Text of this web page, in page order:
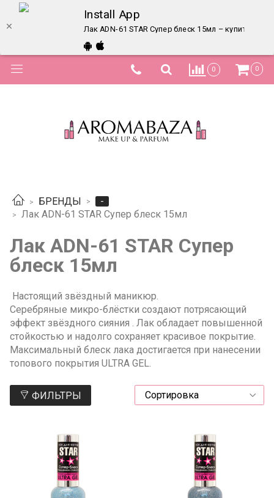
Install App
Лак ADN-61 STAR Супер блеск 15мл – купить в
0 0
БРЕНДЫ
-
Лак ADN-61 STAR Супер блеск 15мл
Лак ADN-61 STAR Супер
блеск 15мл
Настоящий звёздный маникюр.
Серебряные микро-блёстки создают потрясающий
эффект звёздного сияния . Лак обладает повышенной
стойкостью и надолго сохраняет красивое покрытие.
Максимальный блеск лака достигается при нанесении
топового покрытия ULTRA GEL.
ФИЛЬТРЫ